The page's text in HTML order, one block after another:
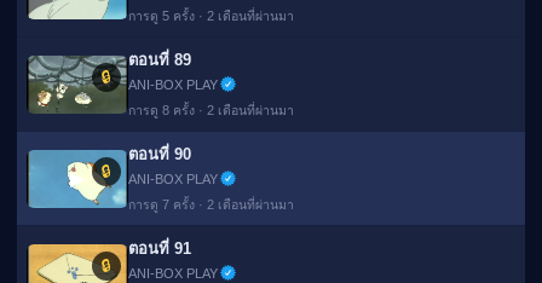
การดู 5 ครั้ง · 2 เดือนที่ผ่านมา
🔒
ตอนที่ 89
ANI-BOX PLAY
การดู 8 ครั้ง · 2 เดือนที่ผ่านมา
▶ 🔒
ตอนที่ 90
ANI-BOX PLAY
การดู 7 ครั้ง · 2 เดือนที่ผ่านมา
🔒
ตอนที่ 91
ANI-BOX PLAY